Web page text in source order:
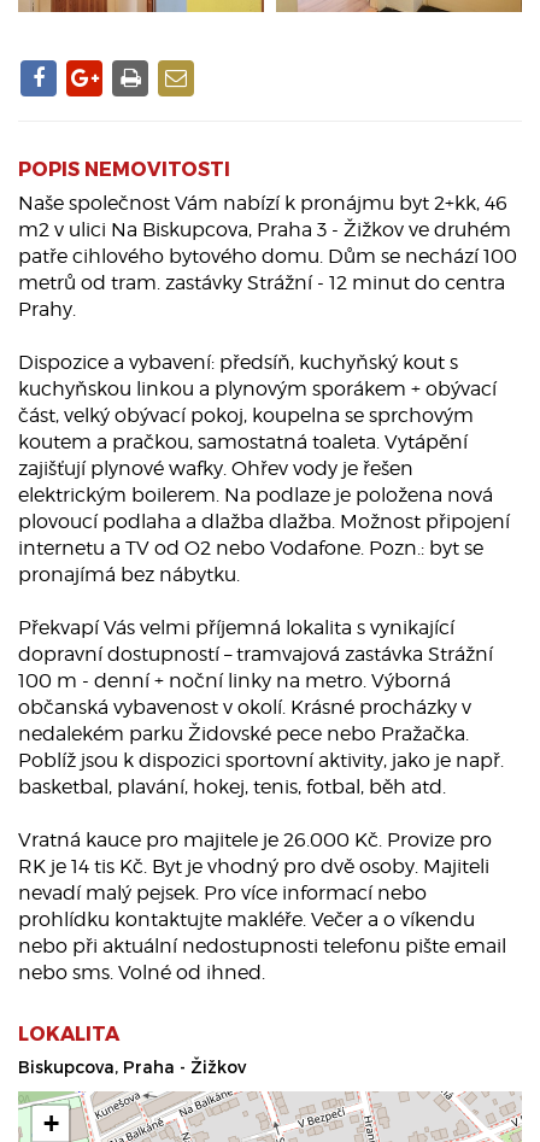
POPIS NEMOVITOSTI
Naše společnost Vám nabízí k pronájmu byt 2+kk, 46
m2 v ulici Na Biskupcova, Praha 3 - Žižkov ve druhém
patře cihlového bytového domu. Dům se nechází 100
metrů od tram. zastávky Strážní - 12 minut do centra
Prahy.
Dispozice a vybavení: předsíň, kuchyňský kout s
kuchyňskou linkou a plynovým sporákem + obývací
část, velký obývací pokoj, koupelna se sprchovým
koutem a pračkou, samostatná toaleta. Vytápění
zajišťují plynové wafky. Ohřev vody je řešen
elektrickým boilerem. Na podlaze je položena nová
plovoucí podlaha a dlažba dlažba. Možnost připojení
internetu a TV od O2 nebo Vodafone. Pozn.: byt se
pronajímá bez nábytku.
Překvapí Vás velmi příjemná lokalita s vynikající
dopravní dostupností – tramvajová zastávka Strážní
100 m - denní + noční linky na metro. Výborná
občanská vybavenost v okolí. Krásné procházky v
nedalekém parku Židovské pece nebo Pražačka.
Poblíž jsou k dispozici sportovní aktivity, jako je např.
basketbal, plavání, hokej, tenis, fotbal, běh atd.
Vratná kauce pro majitele je 26.000 Kč. Provize pro
RK je 14 tis Kč. Byt je vhodný pro dvě osoby. Majiteli
nevadí malý pejsek. Pro více informací nebo
prohlídku kontaktujte makléře. Večer a o víkendu
nebo při aktuální nedostupnosti telefonu pište email
nebo sms. Volné od ihned.
LOKALITA
Biskupcova, Praha - Žižkov
+